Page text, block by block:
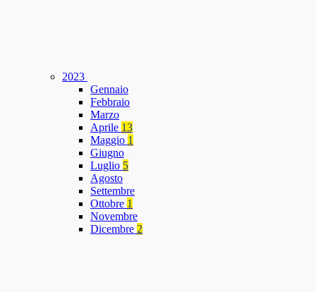
2023
Gennaio
Febbraio
Marzo
Aprile 13
Maggio 1
Giugno
Luglio 5
Agosto
Settembre
Ottobre 1
Novembre
Dicembre 2